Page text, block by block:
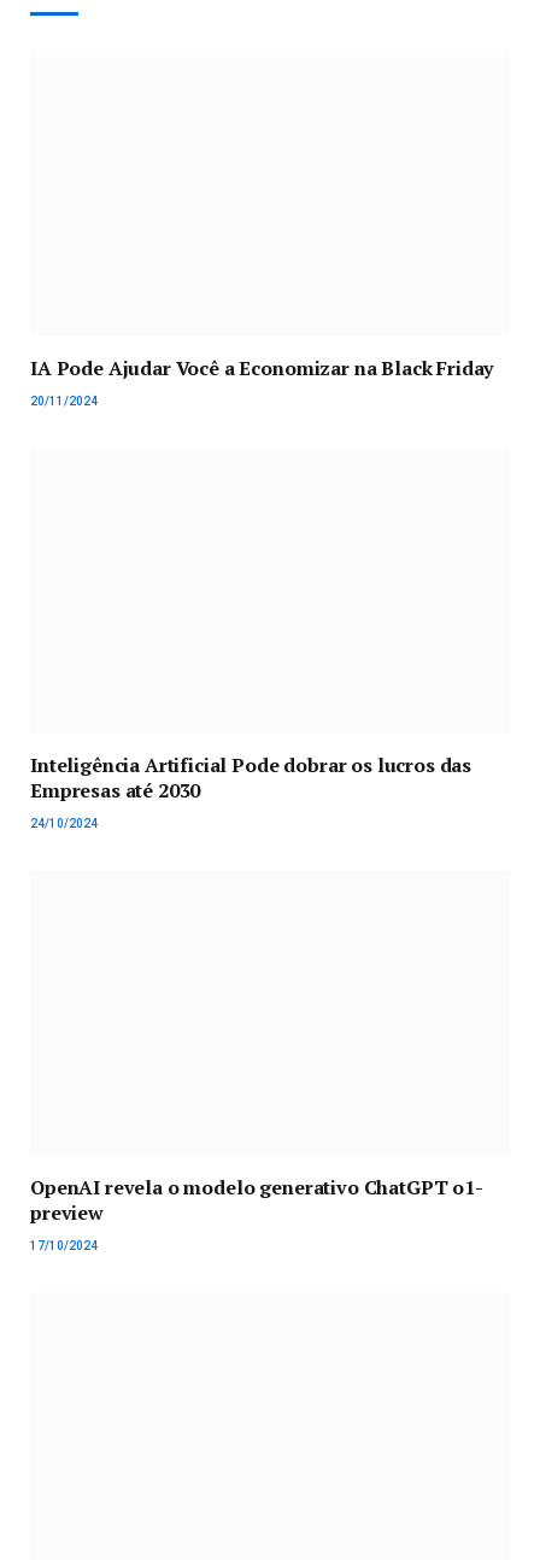
IA Pode Ajudar Você a Economizar na Black Friday
20/11/2024
Inteligência Artificial Pode dobrar os lucros das
Empresas até 2030
24/10/2024
OpenAI revela o modelo generativo ChatGPT o1-
preview
17/10/2024